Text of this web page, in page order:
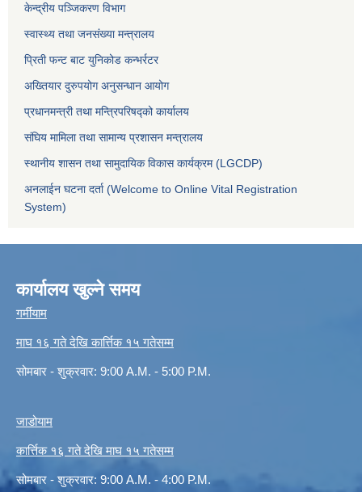
केन्द्रीय पञ्जिकरण विभाग
स्वास्थ्य तथा जनसंख्या मन्त्रालय
प्रिती फन्ट बाट युनिकोड कन्भर्रटर
अख्तियार दुरुपयोग अनुसन्धान आयोग
प्रधानमन्त्री तथा मन्त्रिपरिषद्को कार्यालय
संघिय मामिला तथा सामान्य प्रशासन मन्त्रालय
स्थानीय शासन तथा सामुदायिक विकास कार्यक्रम (LGCDP)
अनलाईन घटना दर्ता (Welcome to Online Vital Registration
System)
कार्यालय खुल्ने समय
गर्मीयाम
माघ १६ गते देखि कार्त्तिक १५ गतेसम्म
सोमबार - शुक्रवार: 9:00 A.M. - 5:00 P.M.
जाडोयाम
कार्त्तिक १६ गते देखि माघ १५ गतेसम्म
सोमबार - शुक्रवार: 9:00 A.M. - 4:00 P.M.